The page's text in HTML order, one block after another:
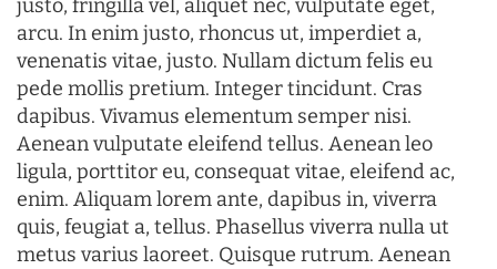
justo, fringilla vel, aliquet nec, vulputate eget,
arcu. In enim justo, rhoncus ut, imperdiet a,
venenatis vitae, justo. Nullam dictum felis eu
pede mollis pretium. Integer tincidunt. Cras
dapibus. Vivamus elementum semper nisi.
Aenean vulputate eleifend tellus. Aenean leo
ligula, porttitor eu, consequat vitae, eleifend ac,
enim. Aliquam lorem ante, dapibus in, viverra
quis, feugiat a, tellus. Phasellus viverra nulla ut
metus varius laoreet. Quisque rutrum. Aenean